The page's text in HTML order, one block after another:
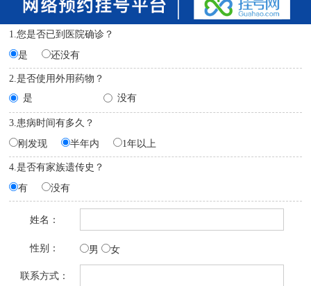
1.您是否已到医院确诊？
是
还没有
2.是否使用外用药物？
是
没有
3.患病时间有多久？
刚发现
半年内 1年以上
4.是否有家族遗传史？
有
没有
姓名：
性别： 男 女
联系方式：